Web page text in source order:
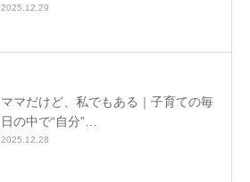
2025.12.29
ママだけど、私でもある｜子育ての毎
日の中で“自分”…
2025.12.28